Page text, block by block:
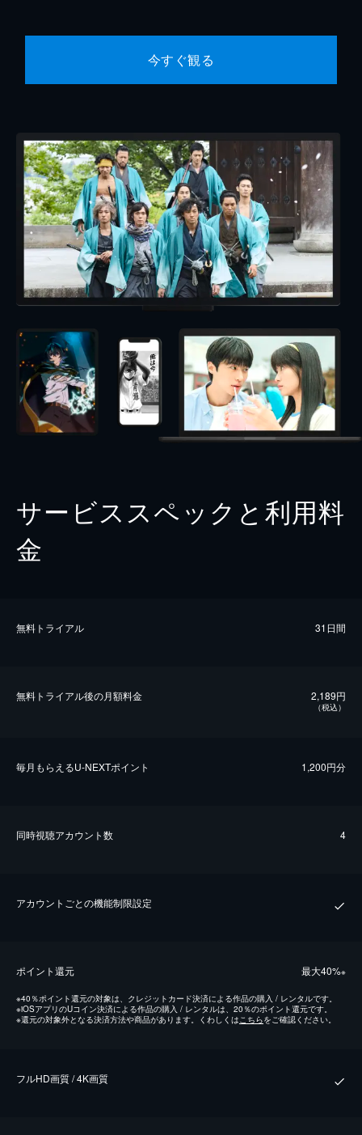
今すぐ観る
サービススペックと利用料
金
無料トライアル 31日間
無料トライアル後の⽉額料金 2,189円
（税込）
毎⽉もらえるU-NEXTポイント 1,200円分
同時視聴アカウント数 4
アカウントごとの機能制限設定
ポイント還元 最⼤40%※
※40％ポイント還元の対象は、クレジットカード決済による作品の購入 / レンタルです。
※iOSアプリのUコイン決済による作品の購入 / レンタルは、20％のポイント還元です。
※還元の対象外となる決済方法や商品があります。くわしくはこちらをご確認ください。
フルHD画質 / 4K画質